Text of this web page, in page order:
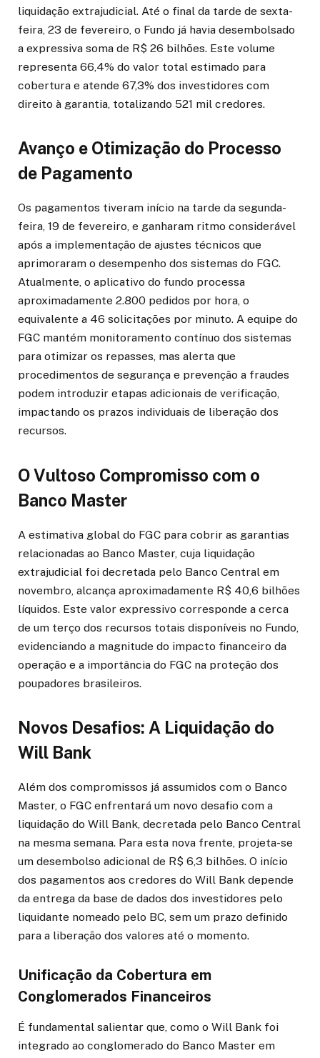
liquidação extrajudicial. Até o final da tarde de sexta-
feira, 23 de fevereiro, o Fundo já havia desembolsado
a expressiva soma de R$ 26 bilhões. Este volume
representa 66,4% do valor total estimado para
cobertura e atende 67,3% dos investidores com
direito à garantia, totalizando 521 mil credores.
Avanço e Otimização do Processo
de Pagamento
Os pagamentos tiveram início na tarde da segunda-
feira, 19 de fevereiro, e ganharam ritmo considerável
após a implementação de ajustes técnicos que
aprimoraram o desempenho dos sistemas do FGC.
Atualmente, o aplicativo do fundo processa
aproximadamente 2.800 pedidos por hora, o
equivalente a 46 solicitações por minuto. A equipe do
FGC mantém monitoramento contínuo dos sistemas
para otimizar os repasses, mas alerta que
procedimentos de segurança e prevenção a fraudes
podem introduzir etapas adicionais de verificação,
impactando os prazos individuais de liberação dos
recursos.
O Vultoso Compromisso com o
Banco Master
A estimativa global do FGC para cobrir as garantias
relacionadas ao Banco Master, cuja liquidação
extrajudicial foi decretada pelo Banco Central em
novembro, alcança aproximadamente R$ 40,6 bilhões
líquidos. Este valor expressivo corresponde a cerca
de um terço dos recursos totais disponíveis no Fundo,
evidenciando a magnitude do impacto financeiro da
operação e a importância do FGC na proteção dos
poupadores brasileiros.
Novos Desafios: A Liquidação do
Will Bank
Além dos compromissos já assumidos com o Banco
Master, o FGC enfrentará um novo desafio com a
liquidação do Will Bank, decretada pelo Banco Central
na mesma semana. Para esta nova frente, projeta-se
um desembolso adicional de R$ 6,3 bilhões. O início
dos pagamentos aos credores do Will Bank depende
da entrega da base de dados dos investidores pelo
liquidante nomeado pelo BC, sem um prazo definido
para a liberação dos valores até o momento.
Unificação da Cobertura em
Conglomerados Financeiros
É fundamental salientar que, como o Will Bank foi
integrado ao conglomerado do Banco Master em